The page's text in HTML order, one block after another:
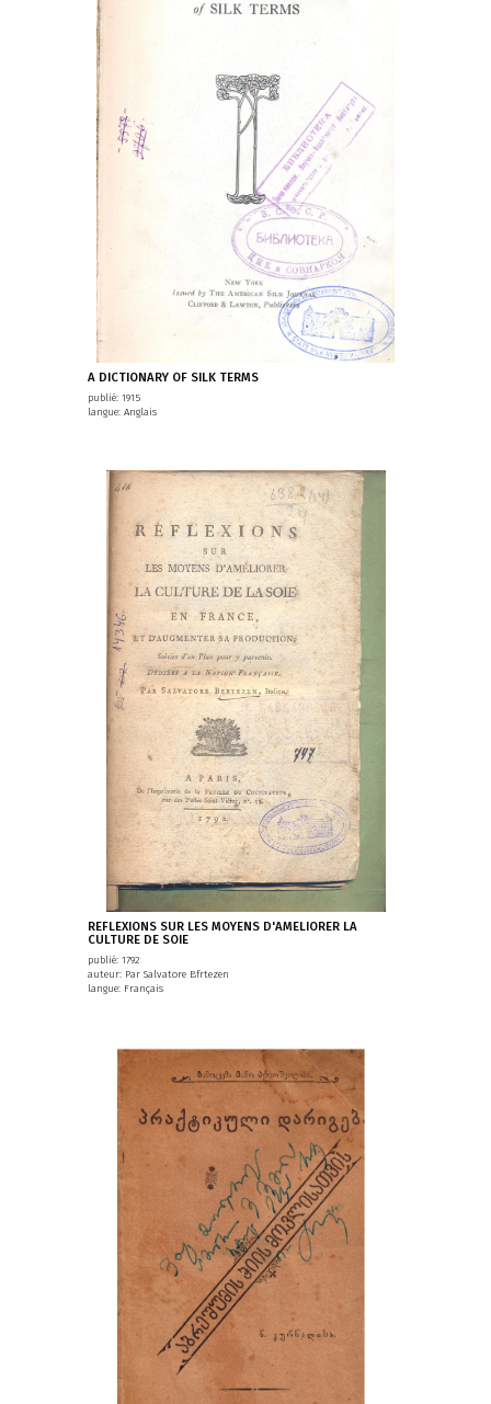
A DICTIONARY OF SILK TERMS
publié: 1915
langue: Anglais
REFLEXIONS SUR LES MOYENS D'AMELIORER LA
CULTURE DE SOIE
publié: 1792
auteur: Par Salvatore Bfrtezen
langue: Français